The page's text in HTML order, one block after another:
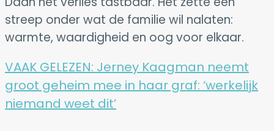
streep onder wat de familie wil nalaten:
warmte, waardigheid en oog voor elkaar.
VAAK GELEZEN: Jerney Kaagman neemt
groot geheim mee in haar graf: ‘werkelijk
niemand weet dit’